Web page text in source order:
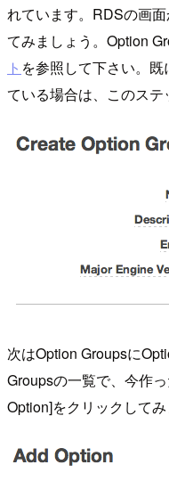
れています。RDSの画
てみましょう。Option
ト を参照して下さい。
ている場合は、このステ
次はOption Groupsに
Groupsの一覧で、今作
Option]をクリックしてみ